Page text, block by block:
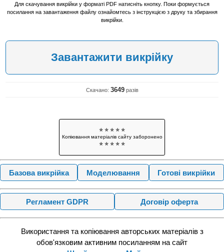
Для скачування викрійки у форматі PDF натисніть кнопку. Поки формується
посилання на завантаження файлу ознайомтесь з інструкцією з друку та збирання
викрійки.
Завантажити викрійку
Скачано: 3649разів
✯ ✯ ✯ ✯ ✯
Копіювання матеріалів сайту заборонено
✯ ✯ ✯ ✯ ✯
Базова викрійка Моделювання Готові викрійки
Регламент GDPR Договір оферта
Використання та копіювання авторських матеріалів з
обов'язковим активним посиланням на сайт